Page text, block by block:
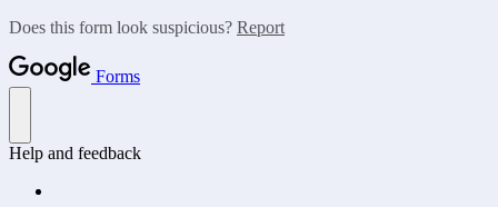
Does this form look suspicious? Report
Forms
Help and feedback